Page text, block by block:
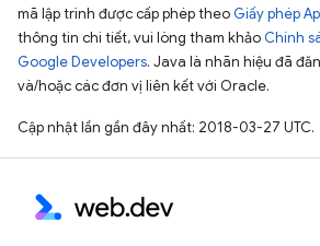
mã lập trình được cấp phép theo Giấy phép
thông tin chi tiết, vui lòng tham khảo Chính
Google Developers. Java là nhãn hiệu đã
và/hoặc các đơn vị liên kết với Oracle.
Cập nhật lần gần đây nhất: 2018-03-27 UTC.